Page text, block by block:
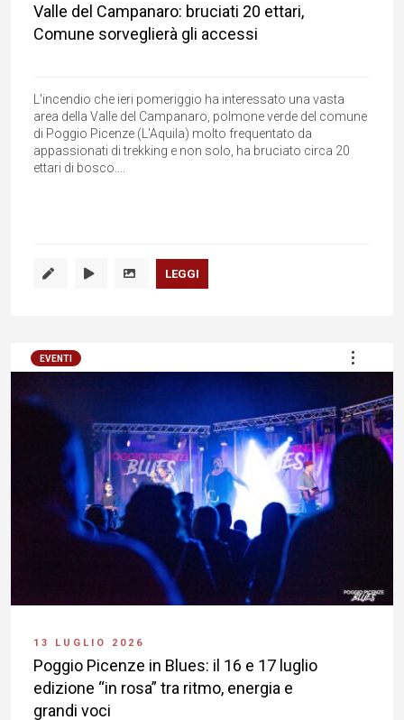
Valle del Campanaro: bruciati 20 ettari,
Comune sorveglierà gli accessi
L'incendio che ieri pomeriggio ha interessato una vasta
area della Valle del Campanaro, polmone verde del comune
di Poggio Picenze (L'Aquila) molto frequentato da
appassionati di trekking e non solo, ha bruciato circa 20
ettari di bosco....
LEGGI
EVENTI
13 LUGLIO 2026
Poggio Picenze in Blues: il 16 e 17 luglio
edizione “in rosa” tra ritmo, energia e
grandi voci